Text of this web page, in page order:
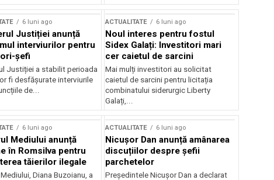
6 luni ago
Justiției anunță
interviurilor pentru
șefi
Justiției a stabilit perioada
fi desfășurate interviurile
de...
ACTUALITATE 6 luni ago
Noul interes pentru fostul
Sidex Galați: Investitori mari
cer caietul de sarcini
Mai mulți investitori au solicitat
caietul de sarcini pentru licitația
combinatului siderurgic Liberty
Galați,...
6 luni ago
Mediului anunță
în Romsilva pentru
tăierilor ilegale
Diana Buzoianu, a
ACTUALITATE 6 luni ago
Nicușor Dan anunță amânarea
discuțiilor despre șefii
parchetelor
Președintele Nicușor Dan a declarat